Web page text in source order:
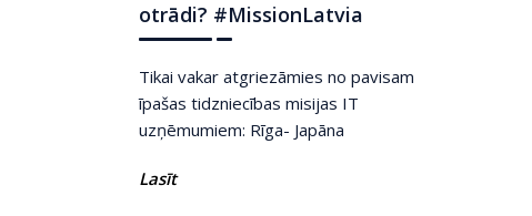
otrādi? #MissionLatvia
Tikai vakar atgriezāmies no pavisam
īpašas tidzniecības misijas IT
uzņēmumiem: Rīga- Japāna
Lasīt